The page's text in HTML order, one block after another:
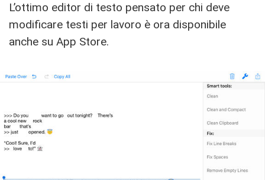
L’ottimo editor di testo pensato per chi deve
modificare testi per lavoro è ora disponibile
anche su App Store.